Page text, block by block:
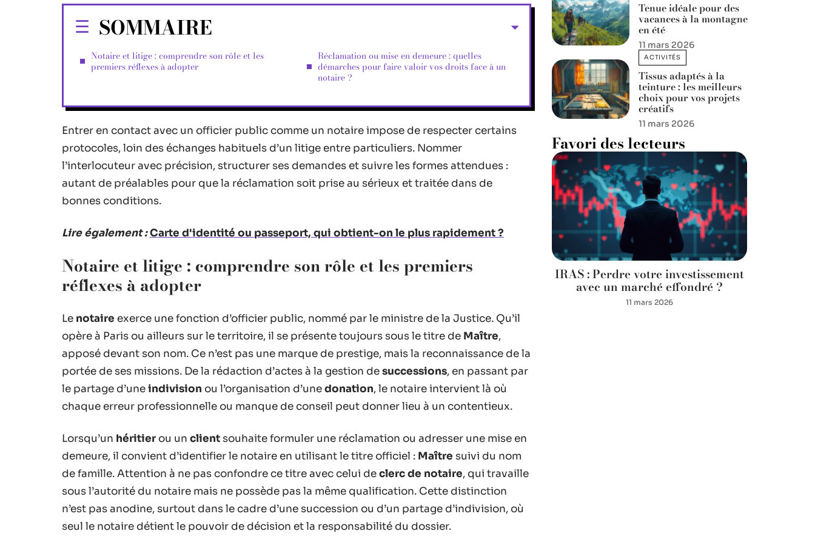
SOMMAIRE
Notaire et litige : comprendre son rôle et les
premiers réflexes à adopter
Réclamation ou mise en demeure : quelles
démarches pour faire valoir vos droits face à un
notaire ?
Entrer en contact avec un officier public comme un notaire impose de respecter certains
protocoles, loin des échanges habituels d’un litige entre particuliers. Nommer
l’interlocuteur avec précision, structurer ses demandes et suivre les formes attendues :
autant de préalables pour que la réclamation soit prise au sérieux et traitée dans de
bonnes conditions.
Lire également :Carte d'identité ou passeport, qui obtient-on le plus rapidement ?
Notaire et litige : comprendre son rôle et les premiers
réflexes à adopter
Le notaire exerce une fonction d’officier public, nommé par le ministre de la Justice. Qu’il
opère à Paris ou ailleurs sur le territoire, il se présente toujours sous le titre de Maître,
apposé devant son nom. Ce n’est pas une marque de prestige, mais la reconnaissance de la
portée de ses missions. De la rédaction d’actes à la gestion desuccessions, en passant par
le partage d’uneindivision ou l’organisation d’unedonation, le notaire intervient là où
chaque erreur professionnelle ou manque de conseil peut donner lieu à un contentieux.
Lorsqu’un héritier ou un client souhaite formuler une réclamation ou adresser une mise en
demeure, il convient d’identifier le notaire en utilisant le titre officiel : Maître suivi du nom
de famille. Attention à ne pas confondre ce titre avec celui declerc de notaire, qui travaille
sous l’autorité du notaire mais ne possède pas la même qualification. Cette distinction
n’est pas anodine, surtout dans le cadre d’une succession ou d’un partage d’indivision, où
seul le notaire détient le pouvoir de décision et la responsabilité du dossier.
Tenue idéale pour des
vacances à la montagne
en été
11 mars 2026
ACTIVITÉS
Tissus adaptés à la
teinture : les meilleurs
choix pour vos projets
créatifs
11 mars 2026
Favori des lecteurs
IRAS : Perdre votre investissement
avec un marché effondré ?
11 mars 2026